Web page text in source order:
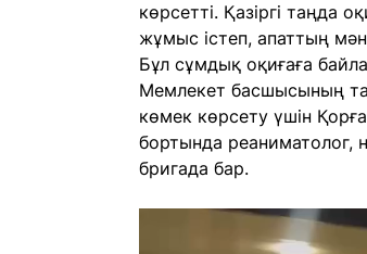
көрсетті. Қазіргі таңда
жұмыс істеп, апаттың
Бұл сұмдық оқиғаға
Мемлекет басшысының
көмек көрсету үшін
бортында реаниматолог,
бригада бар.